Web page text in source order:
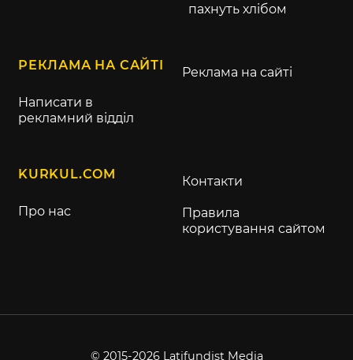
пахнуть хлібом
РЕКЛАМА НА САЙТІ
Написати в
рекламний відділ
Реклама на сайті
KURKUL.COM
Про нас
Контакти
Правила
користування сайтом
© 2015-2026 Latifundist Media